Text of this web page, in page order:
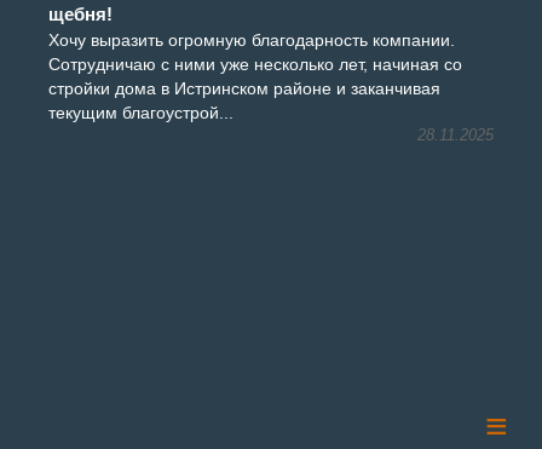
щебня!
Хочу выразить огромную благодарность компании.
Сотрудничаю с ними уже несколько лет, начиная со
стройки дома в Истринском районе и заканчивая
текущим благоустрой...
28.11.2025
≡